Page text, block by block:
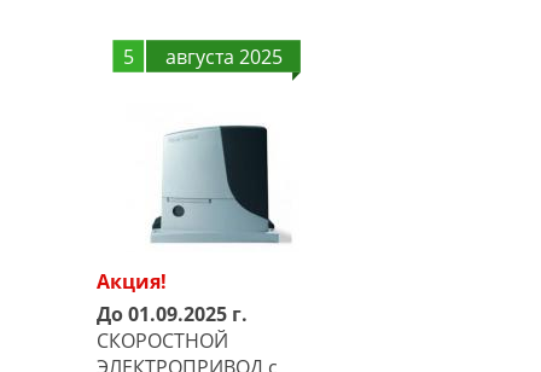
5 августа 2025
Акция!
До 01.09.2025 г.
СКОРОСТНОЙ